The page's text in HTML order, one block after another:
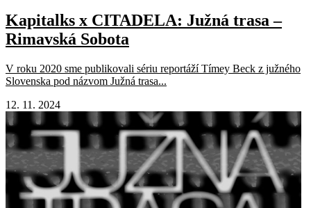
Kapitalks x CITADELA: Južná trasa –
Rimavská Sobota
V roku 2020 sme publikovali sériu reportáží Tímey Beck z južného
Slovenska pod názvom Južná trasa...
12. 11. 2024